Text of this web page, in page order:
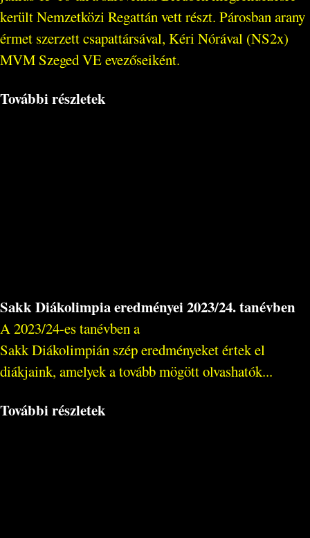
került Nemzetközi Regattán vett részt. Párosban arany
érmet szerzett csapattársával, Kéri Nórával (NS2x)
MVM Szeged VE evezőseiként.
További részletek
Sakk Diákolimpia eredményei 2023/24. tanévben
A 2023/24-es tanévben a
Sakk Diákolimpián szép eredményeket értek el
diákjaink, amelyek a tovább mögött olvashatók...
További részletek